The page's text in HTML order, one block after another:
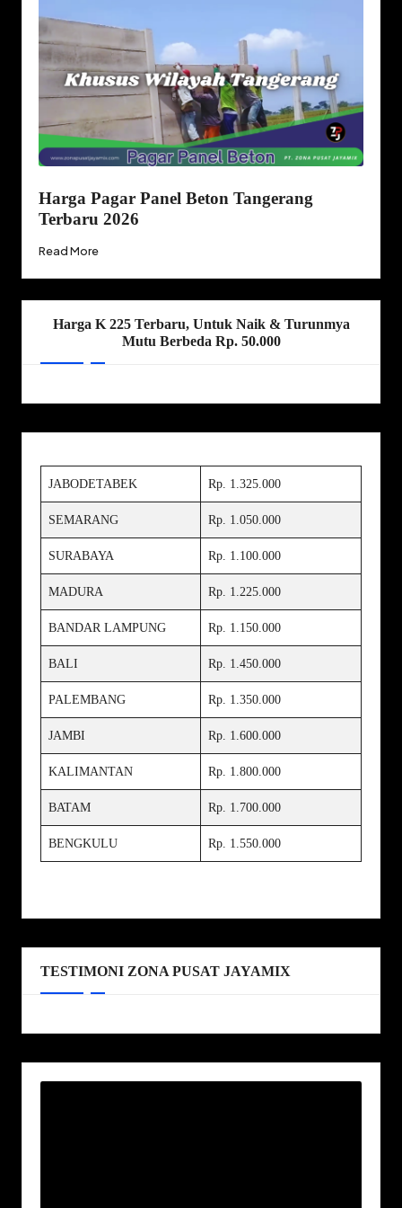
Harga Pagar Panel Beton Tangerang
Terbaru 2026
Read More
Harga K 225 Terbaru, Untuk Naik & Turunmya
Mutu Berbeda Rp. 50.000
JABODETABEK Rp. 1.325.000
SEMARANG Rp. 1.050.000
SURABAYA Rp. 1.100.000
MADURA Rp. 1.225.000
BANDAR LAMPUNG Rp. 1.150.000
BALI Rp. 1.450.000
PALEMBANG Rp. 1.350.000
JAMBI Rp. 1.600.000
KALIMANTAN Rp. 1.800.000
BATAM Rp. 1.700.000
BENGKULU Rp. 1.550.000
TESTIMONI ZONA PUSAT JAYAMIX